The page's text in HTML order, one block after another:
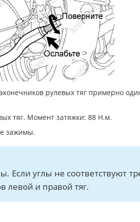
рулевых тяг примерно
тяг. Момент затяжки: 88 Н.м.
зажимы.
Если углы не соответствуют
левой и правой тяг.